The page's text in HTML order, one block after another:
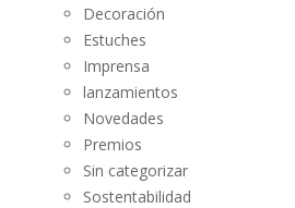
Decoración
Estuches
Imprensa
lanzamientos
Novedades
Premios
Sin categorizar
Sostentabilidad